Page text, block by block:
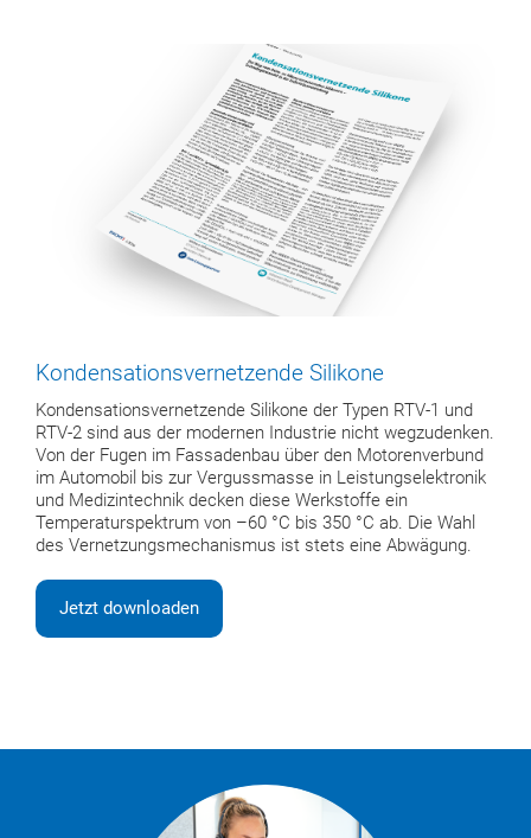
Kondensationsvernetzende Silikone
Kondensationsvernetzende Silikone der Typen RTV-1 und
RTV-2 sind aus der modernen Industrie nicht wegzudenken.
Von der Fugen im Fassadenbau über den Motorenverbund
im Automobil bis zur Vergussmasse in Leistungselektronik
und Medizintechnik decken diese Werkstoffe ein
Temperaturspektrum von –60 °C bis 350 °C ab. Die Wahl
des Vernetzungsmechanismus ist stets eine Abwägung.
Jetzt downloaden